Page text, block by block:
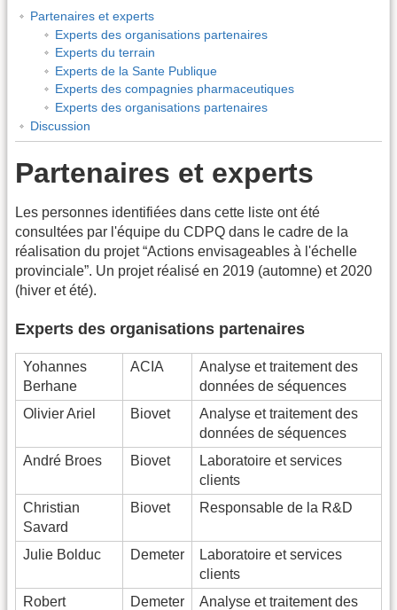
Partenaires et experts
Experts des organisations partenaires
Experts du terrain
Experts de la Sante Publique
Experts des compagnies pharmaceutiques
Experts des organisations partenaires
Discussion
Partenaires et experts
Les personnes identifiées dans cette liste ont été
consultées par l'équipe du CDPQ dans le cadre de la
réalisation du projet “Actions envisageables à l'échelle
provinciale”. Un projet réalisé en 2019 (automne) et 2020
(hiver et été).
Experts des organisations partenaires
Yohannes
Berhane
ACIA
Analyse et traitement des
données de séquences
Olivier Ariel
Biovet
Analyse et traitement des
données de séquences
André Broes
Biovet
Laboratoire et services
clients
Christian
Savard
Biovet Responsable de la R&D
Julie Bolduc Demeter
Laboratoire et services
clients
Robert
Demeter
Analyse et traitement des